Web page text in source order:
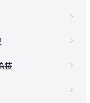
4DDiG -
4DDiG -
4DDiG - 動画
ンNowで位置偽装が可
ハンナウをチートする
られたくない、今いる
更する方法
報とは？確認・削除・
位置情報がずれる·おか
Joystick Androidの使
ト
情報を偽装できる方
装
バレ可能？知り合いに
とめ